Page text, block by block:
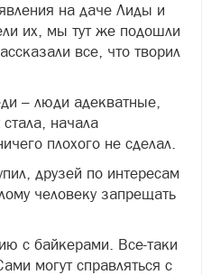
на даче Лиды и
их, мы тут же подошли
все, что творил
– люди адекватные,
начала
плохого не сделал.
друзей по интересам
человеку запрещать
с байкерами. Все-таки
могут справляться с